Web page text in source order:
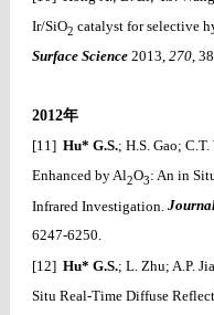
Ir/SiO2 catalyst for selective
Surface Science 2013, 270,
2012年
[11] Hu* G.S.; H.S. Gao;
Enhanced by Al2O3: An in
Infrared Investigation.
6247-6250.
[12] Hu* G.S.; L. Zhu; A.P.
Situ Real-Time Diffuse